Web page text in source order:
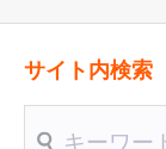
サイト内検索
送信